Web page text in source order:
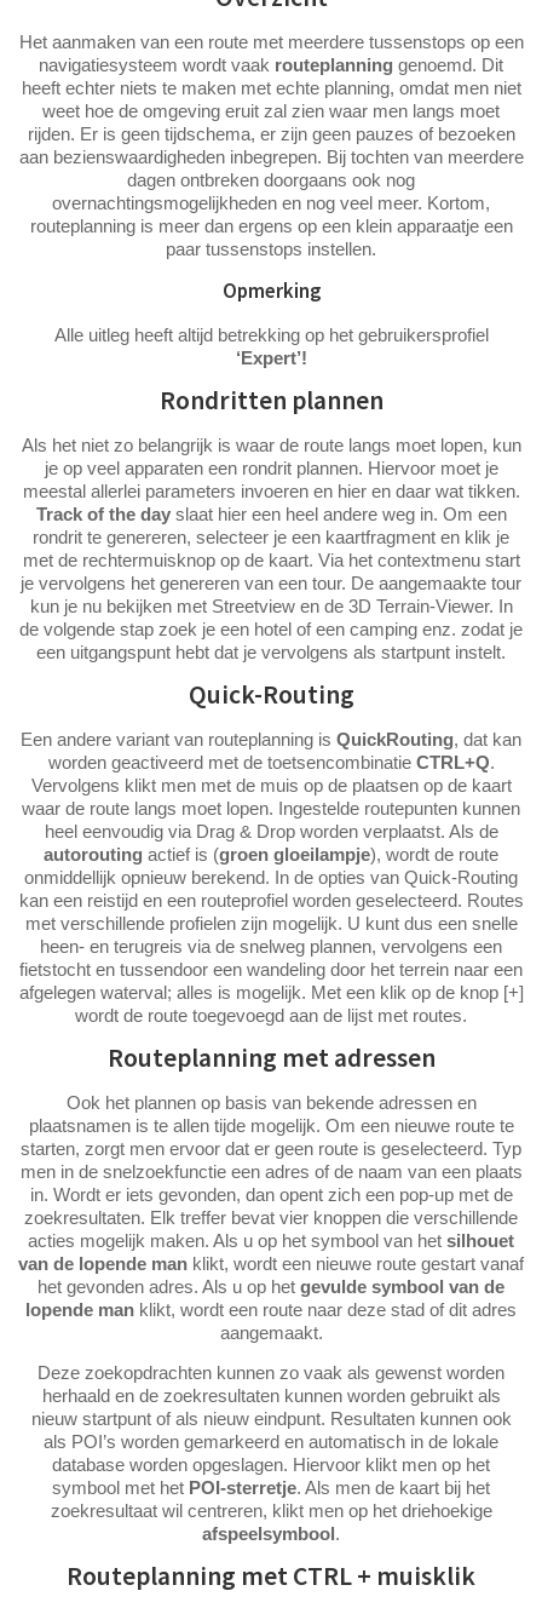
Het aanmaken van een route met meerdere tussenstops op een
navigatiesysteem wordt vaak routeplanning genoemd. Dit
heeft echter niets te maken met echte planning, omdat men niet
weet hoe de omgeving eruit zal zien waar men langs moet
rijden. Er is geen tijdschema, er zijn geen pauzes of bezoeken
aan bezienswaardigheden inbegrepen. Bij tochten van meerdere
dagen ontbreken doorgaans ook nog
overnachtingsmogelijkheden en nog veel meer. Kortom,
routeplanning is meer dan ergens op een klein apparaatje een
paar tussenstops instellen.
Opmerking
Alle uitleg heeft altijd betrekking op het gebruikersprofiel
‘Expert’!
Rondritten plannen
Als het niet zo belangrijk is waar de route langs moet lopen, kun
je op veel apparaten een rondrit plannen. Hiervoor moet je
meestal allerlei parameters invoeren en hier en daar wat tikken.
Track of the dayslaat hier een heel andere weg in. Om een
rondrit te genereren, selecteer je een kaartfragment en klik je
met de rechtermuisknop op de kaart. Via het contextmenu start
je vervolgens het genereren van een tour. De aangemaakte tour
kun je nu bekijken met Streetview en de 3D Terrain-Viewer. In
de volgende stap zoek je een hotel of een camping enz. zodat je
een uitgangspunt hebt dat je vervolgens als startpunt instelt.
Quick-Routing
Een andere variant van routeplanning is QuickRouting, dat kan
worden geactiveerd met de toetsencombinatie CTRL+Q.
Vervolgens klikt men met de muis op de plaatsen op de kaart
waar de route langs moet lopen. Ingestelde routepunten kunnen
heel eenvoudig via Drag & Drop worden verplaatst. Als de
autorouting actief is (groen gloeilampje), wordt de route
onmiddellijk opnieuw berekend. In de opties van Quick-Routing
kan een reistijd en een routeprofiel worden geselecteerd. Routes
met verschillende profielen zijn mogelijk. U kunt dus een snelle
heen- en terugreis via de snelweg plannen, vervolgens een
fietstocht en tussendoor een wandeling door het terrein naar een
afgelegen waterval; alles is mogelijk. Met een klik op de knop [+]
wordt de route toegevoegd aan de lijst met routes.
Routeplanning met adressen
Ook het plannen op basis van bekende adressen en
plaatsnamen is te allen tijde mogelijk. Om een nieuwe route te
starten, zorgt men ervoor dat er geen route is geselecteerd. Typ
men in de snelzoekfunctie een adres of de naam van een plaats
in. Wordt er iets gevonden, dan opent zich een pop-up met de
zoekresultaten. Elk treffer bevat vier knoppen die verschillende
acties mogelijk maken. Als u op het symbool van het silhouet
van de lopende man klikt, wordt een nieuwe route gestart vanaf
het gevonden adres. Als u op het gevulde symbool van de
lopende man klikt, wordt een route naar deze stad of dit adres
aangemaakt.
Deze zoekopdrachten kunnen zo vaak als gewenst worden
herhaald en de zoekresultaten kunnen worden gebruikt als
nieuw startpunt of als nieuw eindpunt. Resultaten kunnen ook
als POI’s worden gemarkeerd en automatisch in de lokale
database worden opgeslagen. Hiervoor klikt men op het
symbool met het POI-sterretje. Als men de kaart bij het
zoekresultaat wil centreren, klikt men op het driehoekige
afspeelsymbool.
Routeplanning met CTRL + muisklik